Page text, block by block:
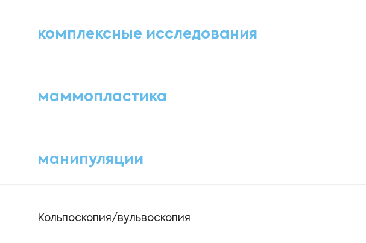
комплексные исследования
маммопластика
манипуляции
Кольпоскопия/вульвоскопия